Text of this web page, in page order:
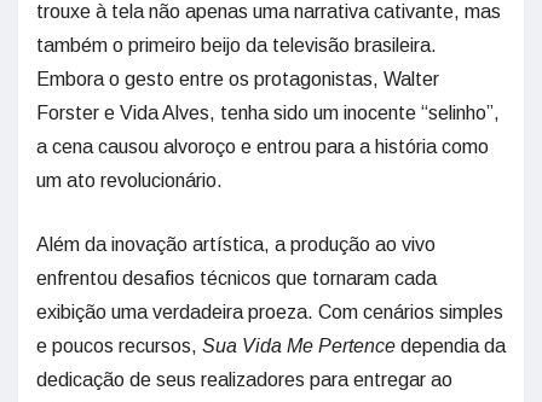
trouxe à tela não apenas uma narrativa cativante, mas
também o primeiro beijo da televisão brasileira.
Embora o gesto entre os protagonistas, Walter
Forster e Vida Alves, tenha sido um inocente “selinho”,
a cena causou alvoroço e entrou para a história como
um ato revolucionário.
Além da inovação artística, a produção ao vivo
enfrentou desafios técnicos que tornaram cada
exibição uma verdadeira proeza. Com cenários simples
e poucos recursos, Sua Vida Me Pertence dependia da
dedicação de seus realizadores para entregar ao